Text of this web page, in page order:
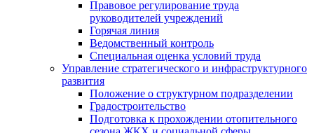
Правовое регулирование труда
руководителей учреждений
Горячая линия
Ведомственный контроль
Специальная оценка условий труда
Управление стратегического и инфраструктурного
развития
Положение о структурном подразделении
Градостроительство
Подготовка к прохождении отопительного